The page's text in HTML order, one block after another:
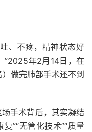
、不疼，精神状态好
”2025年2月14日，在
做完肺部手术还不到
手术背后，其实凝结
”“无管化技术”“质量